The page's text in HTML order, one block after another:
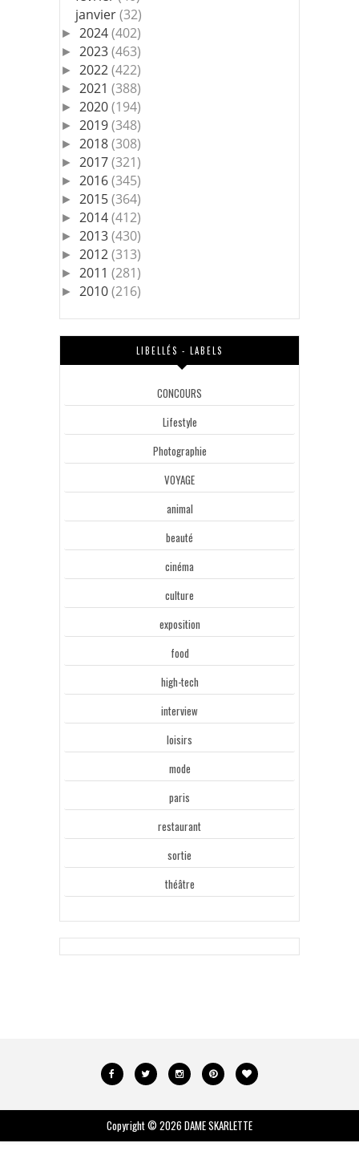
janvier(32)
► 2024(402)
► 2023(463)
► 2022(422)
► 2021 (388)
► 2020(194)
► 2019(348)
► 2018(308)
► 2017(321)
► 2016(345)
► 2015(364)
► 2014(412)
► 2013(430)
► 2012(313)
► 2011 (281)
► 2010(216)
LIBELLÉS - LABELS
CONCOURS
Lifestyle
Photographie
VOYAGE
animal
beauté
cinéma
culture
exposition
food
high-tech
interview
loisirs
mode
paris
restaurant
sortie
théâtre
Copyright © 2026 DAME SKARLETTE